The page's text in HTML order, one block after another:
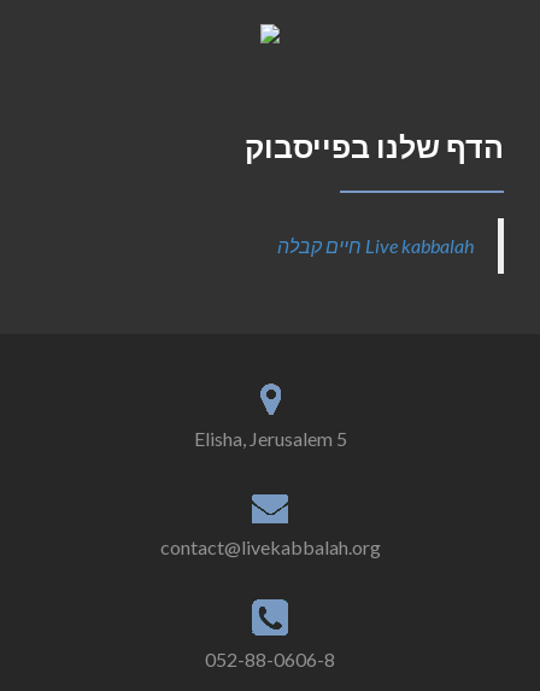
הדף שלנו בפייסבוק
‎Live kabbalah חיים קבלה‎
5 Elisha, Jerusalem
contact@livekabbalah.org
052-88-0606-8